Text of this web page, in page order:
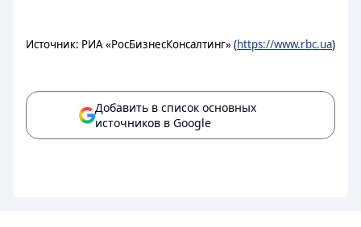
Источник: РИА «РосБизнесКонсалтинг» (https://www.rbc.ua)
Добавить в список основных
источников в Google